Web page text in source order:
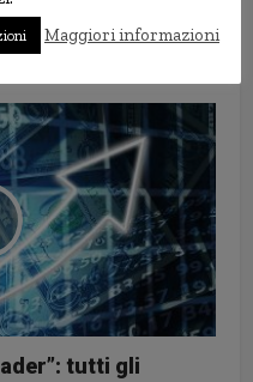
del canguro…
molto
tutti gli
Maggiori informazioni